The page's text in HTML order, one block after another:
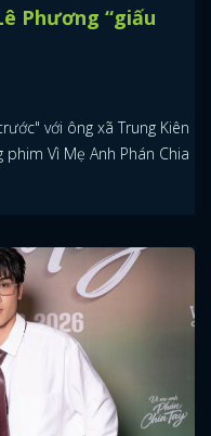
Phương “giấu
với ông xã Trung Kiên
Vì Mẹ Anh Phán Chia